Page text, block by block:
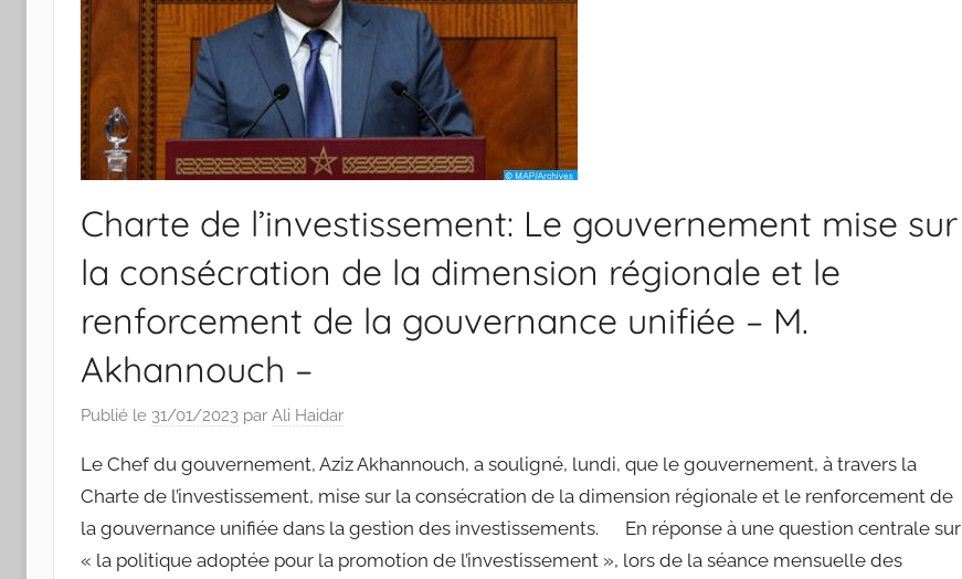
Charte de l’investissement: Le gouvernement mise sur
la consécration de la dimension régionale et le
renforcement de la gouvernance unifiée – M.
Akhannouch –
Publié le 31/01/2023 par Ali Haidar
Le Chef du gouvernement, Aziz Akhannouch, a souligné, lundi, que le gouvernement, à travers la
Charte de l’investissement, mise sur la consécration de la dimension régionale et le renforcement de
la gouvernance unifiée dans la gestion des investissements. En réponse à une question centrale sur
« la politique adoptée pour la promotion de l’investissement », lors de la séance mensuelle des